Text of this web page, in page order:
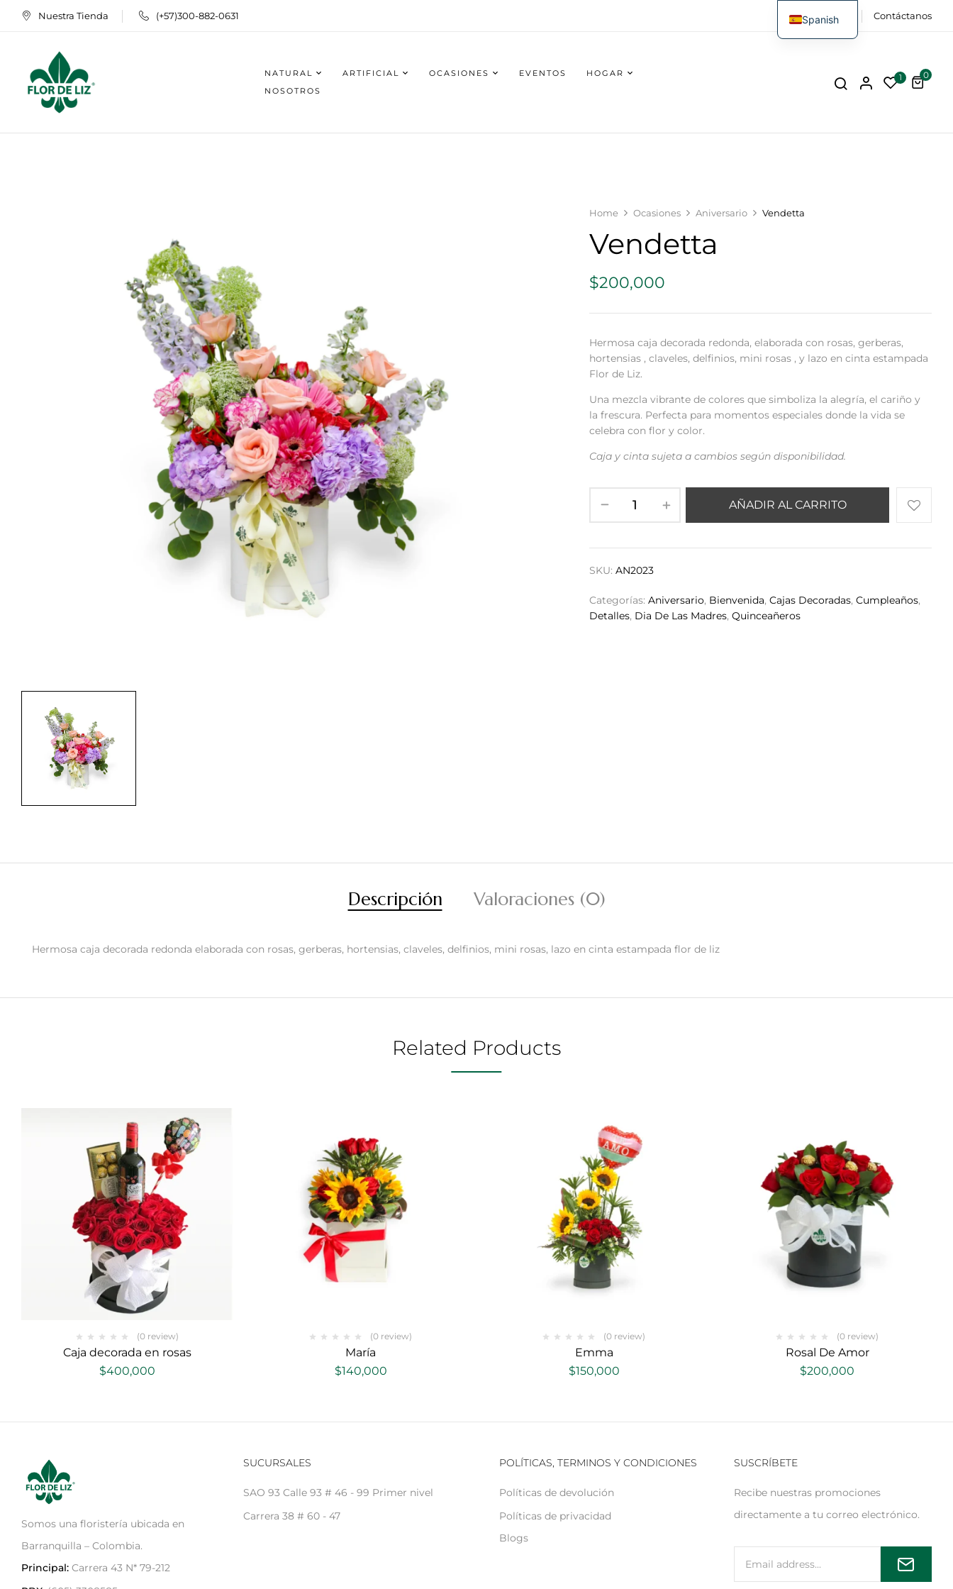
Nuestra Tienda (+57)300-882-0631 FAQs Contáctanos
NATURAL ARTIFICIAL OCASIONES EVENTOS
HOGAR
NOSOTROS
1 0
Home Ocasiones Aniversario Vendetta
Vendetta
$200,000
Hermosa caja decorada redonda, elaborada con rosas, gerberas,
hortensias , claveles, delfinios, mini rosas , y lazo en cinta estampada
Flor de Liz.
Una mezcla vibrante de colores que simboliza la alegría, el cariño y
la frescura. Perfecta para momentos especiales donde la vida se
celebra con flor y color.
Caja y cinta sujeta a cambios según disponibilidad.
AÑADIR AL CARRITO
SKU:AN2023
Categorías:Aniversario, Bienvenida,Cajas Decoradas,Cumpleaños,
Detalles, Dia De Las Madres,Quinceañeros
Descripción Valoraciones (0)
Hermosa caja decorada redonda elaborada con rosas, gerberas, hortensias, claveles, delfinios, mini rosas, lazo en cinta estampada flor de liz
Related Products
(0 review)
Caja decorada en rosas
$400,000
(0 review)
María
$140,000
(0 review)
Emma
$150,000
(0 review)
Rosal De Amor
$200,000
Somos una floristería ubicada en
Barranquilla – Colombia.
Principal: Carrera 43 N* 79-212
SUCURSALES
SAO 93 Calle 93 # 46 - 99 Primer nivel
Carrera 38 # 60 - 47
POLÍTICAS, TERMINOS Y CONDICIONES
Políticas de devolución
Políticas de privacidad
Blogs
SUSCRÍBETE
Recibe nuestras promociones
directamente a tu correo electrónico.
Spanish